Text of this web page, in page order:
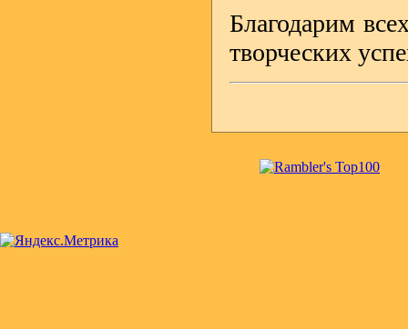
Благодарим
творческих